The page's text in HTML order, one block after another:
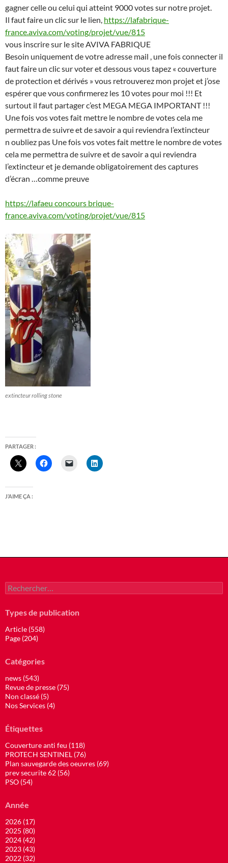
gagner celle ou celui qui atteint 9000 votes sur notre projet.
Il faut faire un clic sur le lien, https://lafabrique-
france.aviva.com/voting/projet/vue/815
vous inscrire sur le site AVIVA FABRIQUE
Besoin uniquement de votre adresse mail , une fois connecter il
faut faire un clic sur voter et dessous vous tapez « couverture
de protection et dérivés » vous retrouverez mon projet et j’ose
espérer que vous confirmerez les 10 votes pour moi !!! Et
surtout il faut partager c’est MEGA MEGA IMPORTANT !!!
Une fois vos votes fait mettre le nombre de votes cela me
permettra de suivre et de savoir a qui reviendra l’extincteur
n oubliez pas Une fois vos votes fait mettre le nombre de votes
cela me permettra de suivre et de savoir a qui reviendra
l’extincteur et je demande obligatoirement des captures
d’écran …comme preuve
https://lafaeu concours brique-
france.aviva.com/voting/projet/vue/815
extincteur rolling stone
PARTAGER :
J’AIME ÇA :
Rechercher :
Types de publication
Article (558)
Page (204)
Catégories
news (543)
Revue de presse (75)
Non classé (5)
Nos Services (4)
Étiquettes
Couverture anti feu (118)
PROTECH SENTINEL (76)
Plan sauvegarde des oeuvres (69)
prev securite 62 (56)
PSO (54)
Année
2026 (17)
2025 (80)
2024 (42)
2023 (43)
2022 (32)